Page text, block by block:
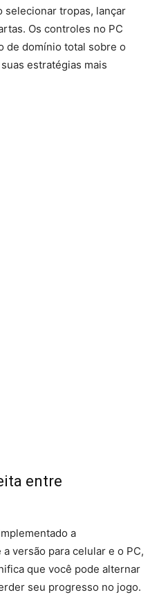
selecionar tropas, lançar
Os controles no PC
de domínio total sobre o
estratégias mais
entre
a
versão para celular e o PC,
que você pode alternar
seu progresso no jogo.